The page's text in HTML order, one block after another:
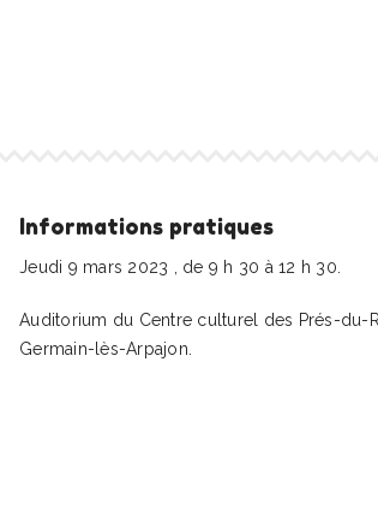
Informations pratiques
Jeudi 9 mars 2023 , de 9 h 30 à 12 h 30.
Auditorium du Centre culturel des Prés-du-
Germain-lès-Arpajon.